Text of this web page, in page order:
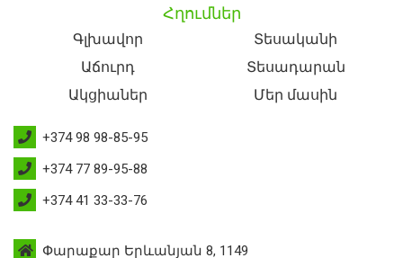
Հղումներ
Գլխավոր
Տեսականի
Աճուրդ
Տեսադարան
Ակցիաներ
Մեր մասին
+374 98 98-85-95
+374 77 89-95-88
+374 41 33-33-76
Փարաքար Երևանյան 8, 1149